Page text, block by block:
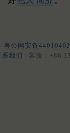
粤公网安备
系我们
客服：+86